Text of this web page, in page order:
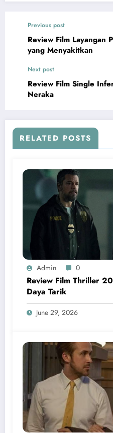
Previous post
Review Film Layangan
yang Menyakitkan
Next post
Review Film Single
Neraka
RELATED POSTS
Admin 0
Review Film Thriller
Daya Tarik
June 29, 2026